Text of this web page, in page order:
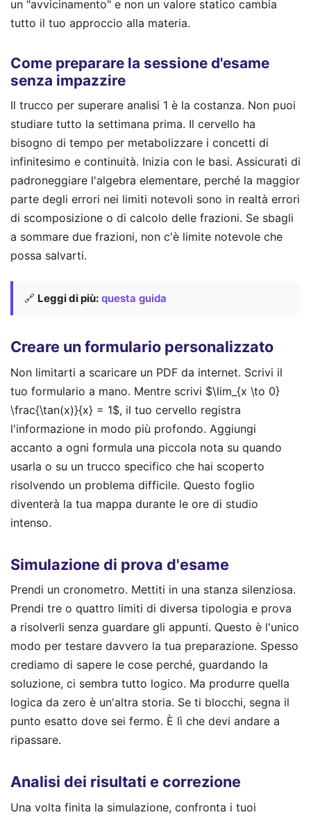
un "avvicinamento" e non un valore statico cambia
tutto il tuo approccio alla materia.
Come preparare la sessione d'esame
senza impazzire
Il trucco per superare analisi 1 è la costanza. Non puoi
studiare tutto la settimana prima. Il cervello ha
bisogno di tempo per metabolizzare i concetti di
infinitesimo e continuità. Inizia con le basi. Assicurati di
padroneggiare l'algebra elementare, perché la maggior
parte degli errori nei limiti notevoli sono in realtà errori
di scomposizione o di calcolo delle frazioni. Se sbagli
a sommare due frazioni, non c'è limite notevole che
possa salvarti.
🔗 Leggi di più: questa guida
Creare un formulario personalizzato
Non limitarti a scaricare un PDF da internet. Scrivi il
tuo formulario a mano. Mentre scrivi $\lim_{x \to 0}
\frac{\tan(x)}{x} = 1$, il tuo cervello registra
l'informazione in modo più profondo. Aggiungi
accanto a ogni formula una piccola nota su quando
usarla o su un trucco specifico che hai scoperto
risolvendo un problema difficile. Questo foglio
diventerà la tua mappa durante le ore di studio
intenso.
Simulazione di prova d'esame
Prendi un cronometro. Mettiti in una stanza silenziosa.
Prendi tre o quattro limiti di diversa tipologia e prova
a risolverli senza guardare gli appunti. Questo è l'unico
modo per testare davvero la tua preparazione. Spesso
crediamo di sapere le cose perché, guardando la
soluzione, ci sembra tutto logico. Ma produrre quella
logica da zero è un'altra storia. Se ti blocchi, segna il
punto esatto dove sei fermo. È lì che devi andare a
ripassare.
Analisi dei risultati e correzione
Una volta finita la simulazione, confronta i tuoi